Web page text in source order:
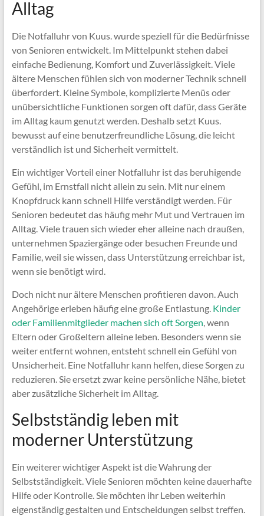
Alltag
Die Notfalluhr von Kuus. wurde speziell für die Bedürfnisse
von Senioren entwickelt. Im Mittelpunkt stehen dabei
einfache Bedienung, Komfort und Zuverlässigkeit. Viele
ältere Menschen fühlen sich von moderner Technikschnell
überfordert. Kleine Symbole, komplizierte Menüs oder
unübersichtliche Funktionen sorgen oft dafür, dass Geräte
im Alltag kaum genutzt werden. Deshalb setzt Kuus.
bewusst auf eine benutzerfreundliche Lösung, die leicht
verständlich ist und Sicherheit vermittelt.
Ein wichtiger Vorteil einer Notfalluhr ist das beruhigende
Gefühl, im Ernstfall nicht allein zu sein. Mit nur einem
Knopfdruck kann schnell Hilfe verständigt werden. Für
Senioren bedeutet das häufig mehr Mut und Vertrauen im
Alltag. Viele trauen sich wieder eher alleine nach draußen,
unternehmen Spaziergänge oder besuchen Freunde und
Familie, weil sie wissen, dass Unterstützung erreichbar ist,
wenn sie benötigt wird.
Doch nicht nur ältere Menschen profitieren davon. Auch
Angehörige erleben häufig eine große Entlastung. Kinder
oder Familienmitglieder machen sich oft Sorgen, wenn
Eltern oder Großeltern alleine leben. Besonders wenn sie
weiter entfernt wohnen, entsteht schnell ein Gefühl von
Unsicherheit. Eine Notfalluhr kann helfen, diese Sorgen zu
reduzieren. Sie ersetzt zwar keine persönliche Nähe, bietet
aber zusätzliche Sicherheit im Alltag.
Selbstständig leben mit
moderner Unterstützung
Ein weiterer wichtiger Aspekt ist die Wahrung der
Selbstständigkeit. Viele Senioren möchten keine dauerhafte
Hilfe oder Kontrolle. Sie möchten ihr Leben weiterhin
eigenständig gestalten und Entscheidungen selbst treffen.